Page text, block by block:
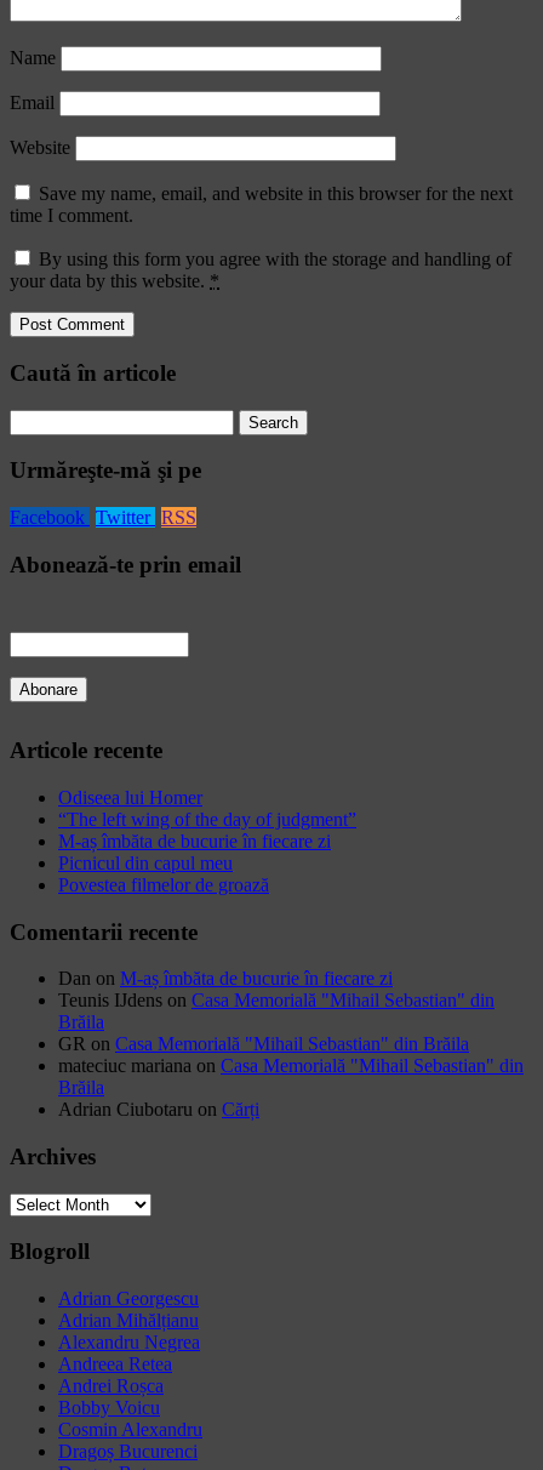
Name
Email
Website
Save my name, email, and website in this browser for the next
time I comment.
By using this form you agree with the storage and handling of
your data by this website. *
Caută în articole
for:
Urmăreşte-mă şi pe
Facebook Twitter RSS
Abonează-te prin email
Articole recente
Odiseea lui Homer
“The left wing of the day of judgment”
M-aș îmbăta de bucurie în fiecare zi
Picnicul din capul meu
Povestea filmelor de groază
Comentarii recente
Dan on M-aș îmbăta de bucurie în fiecare zi
Teunis IJdens on Casa Memorială "Mihail Sebastian" din
Brăila
GR on Casa Memorială "Mihail Sebastian" din Brăila
mateciuc mariana on Casa Memorială "Mihail Sebastian" din
Brăila
Adrian Ciubotaru on Cărți
Archives
Archives
Blogroll
Adrian Georgescu
Adrian Mihălțianu
Alexandru Negrea
Andreea Retea
Andrei Roșca
Bobby Voicu
Cosmin Alexandru
Dragoș Bucurenci